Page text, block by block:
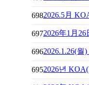
6982026.5月
6972026年1月
6962026.1.26(월
6952026년